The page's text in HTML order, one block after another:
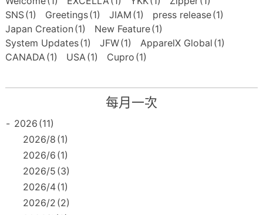
SNS(1) Greetings(1) JIAM (1) press release(1)
Japan Creation (1) New Feature(1)
System Updates(1) JFW(1) ApparelX Global (1)
CANADA(1) USA(1) Cupro (1)
每月一次
- 2026 (11)
2026/8 (1)
2026/6 (1)
2026/5 (3)
2026/4(1)
2026/2 (2)